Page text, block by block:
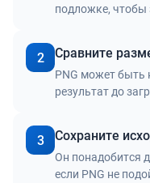
подложке, чтобы
2 Сравните
PNG может быть
результат до
3 Сохраните
Он понадобится
если PNG не